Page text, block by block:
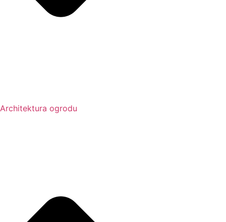
Architektura ogrodu